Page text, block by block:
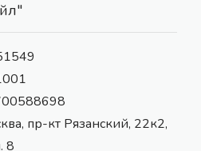
пр-кт Рязанский, 22к2,
8